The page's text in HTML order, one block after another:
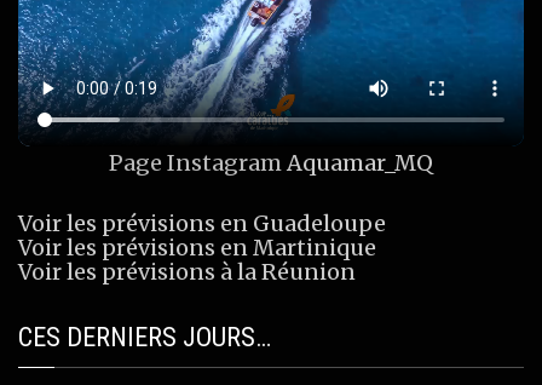
Page InstagramAquamar_MQ
Voir les prévisions en Guadeloupe
Voir les prévisions en Martinique
Voir les prévisions à la Réunion
CES DERNIERS JOURS…